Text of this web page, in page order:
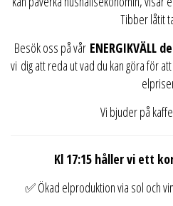
Tibber låtit
Besök oss på vår ENERGIKVÄLL
vi dig att reda ut vad du kan göra för
Vi bjuder på
Kl 17:15 håller vi ett
✅ Ökad elproduktion via sol och